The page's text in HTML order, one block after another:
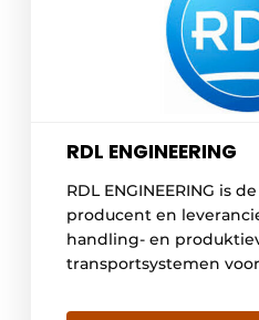
RDL ENGINEERING
RDL ENGINEERING is
producent en
handling- en
transportsystemen
doorgedreven